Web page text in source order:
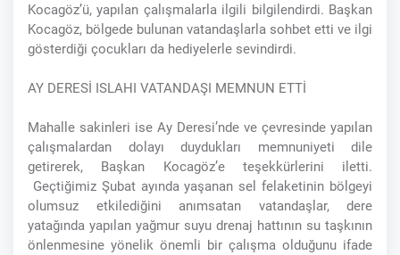
Kocagöz’ü, yapılan çalışmalarla ilgili bilgilendirdi. Başkan
Kocagöz, bölgede bulunan vatandaşlarla sohbet etti ve ilgi
gösterdiği çocukları da hediyelerle sevindirdi.
AY DERESİ ISLAHI VATANDAŞI MEMNUN ETTİ
Mahalle sakinleri ise Ay Deresi’nde ve çevresinde yapılan
çalışmalardan dolayı duydukları memnuniyeti dile
getirerek, Başkan Kocagöz’e teşekkürlerini iletti.
Geçtiğimiz Şubat ayında yaşanan sel felaketinin bölgeyi
olumsuz etkilediğini anımsatan vatandaşlar, dere
yatağında yapılan yağmur suyu drenaj hattının su taşkının
önlenmesine yönelik önemli bir çalışma olduğunu ifade